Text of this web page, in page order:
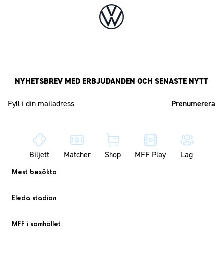
NYHETSBREV MED ERBJUDANDEN OCH SENASTE NYTT
Biljett Matcher Shop MFF Play Lag
Mest besökta
Eleda stadion
MFF i samhället